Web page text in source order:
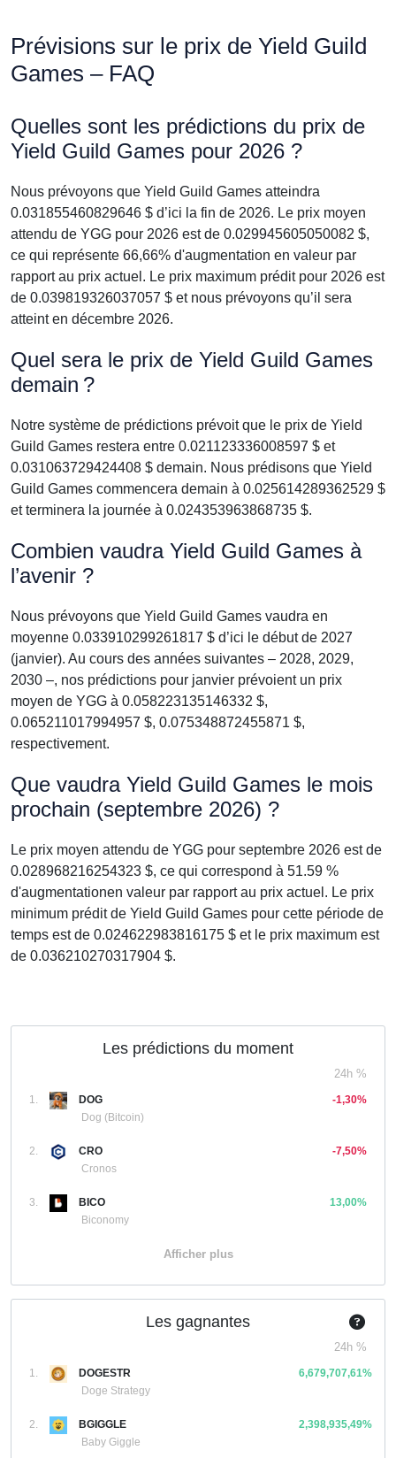
Prévisions sur le prix de Yield Guild
Games – FAQ
Quelles sont les prédictions du prix de
Yield Guild Games pour 2026 ?
Nous prévoyons que Yield Guild Games atteindra
0.031855460829646 $ d’ici la fin de 2026. Le prix moyen
attendu de YGG pour 2026 est de 0.029945605050082 $,
ce qui représente 66,66% d'augmentation en valeur par
rapport au prix actuel. Le prix maximum prédit pour 2026 est
de 0.039819326037057 $ et nous prévoyons qu’il sera
atteint en décembre 2026.
Quel sera le prix de Yield Guild Games
demain ?
Notre système de prédictions prévoit que le prix de Yield
Guild Games restera entre 0.021123336008597 $ et
0.031063729424408 $ demain. Nous prédisons que Yield
Guild Games commencera demain à 0.025614289362529 $
et terminera la journée à 0.024353963868735 $.
Combien vaudra Yield Guild Games à
l’avenir ?
Nous prévoyons que Yield Guild Games vaudra en
moyenne 0.033910299261817 $ d’ici le début de 2027
(janvier). Au cours des années suivantes – 2028, 2029,
2030 –, nos prédictions pour janvier prévoient un prix
moyen de YGG à 0.058223135146332 $,
0.065211017994957 $, 0.075348872455871 $,
respectivement.
Que vaudra Yield Guild Games le mois
prochain (septembre 2026) ?
Le prix moyen attendu de YGG pour septembre 2026 est de
0.028968216254323 $, ce qui correspond à 51.59 %
d'augmentationen valeur par rapport au prix actuel. Le prix
minimum prédit de Yield Guild Games pour cette période de
temps est de 0.024622983816175 $ et le prix maximum est
de 0.036210270317904 $.
Les prédictions du moment
24h %
1.
DOG
Dog (Bitcoin)
-1,30%
2.
CRO
Cronos
-7,50%
3.
BICO
Biconomy
13,00%
Afficher plus
Les gagnantes
24h %
1.
DOGESTR
Doge Strategy
6,679,707,61%
2.
BGIGGLE
Baby Giggle
2,398,935,49%